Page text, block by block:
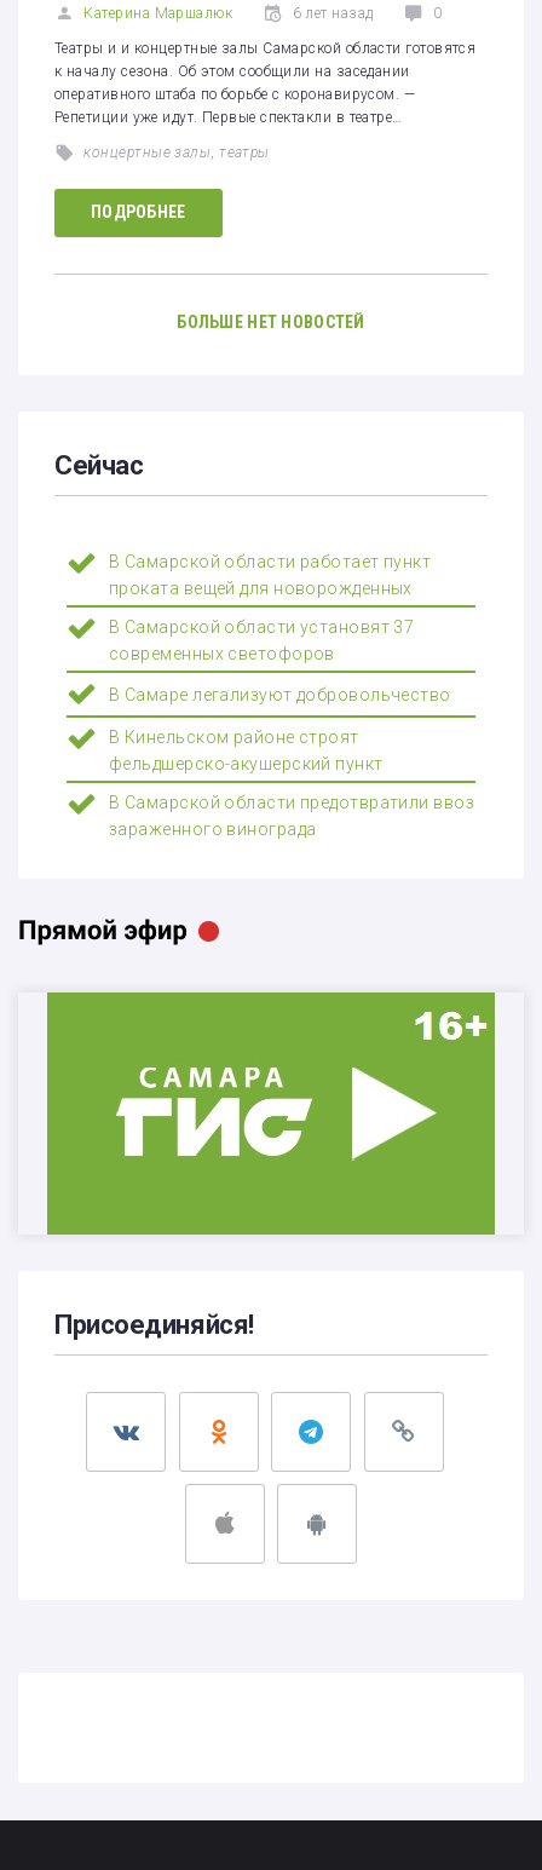
Катерина Маршалюк 6 лет назад 0
Театры и и концертные залы Самарской области готовятся
к началу сезона. Об этом сообщили на заседании
оперативного штаба по борьбе с коронавирусом. —
Репетиции уже идут. Первые спектакли в театре…
концертные залы ,театры
ПОДРОБНЕЕ
БОЛЬШЕ НЕТ НОВОСТЕЙ
Сейчас
В Самарской области работает пункт
проката вещей для новорожденных
В Самарской области установят 37
современных светофоров
В Самаре легализуют добровольчество
В Кинельском районе строят
фельдшерско-акушерский пункт
В Самарской области предотвратили ввоз
зараженного винограда
Присоединяйся!